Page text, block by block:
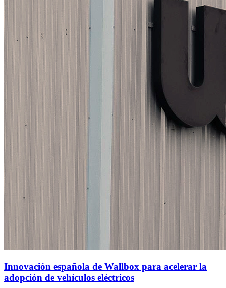
Innovación española de Wallbox para acelerar la
adopción de vehículos eléctricos